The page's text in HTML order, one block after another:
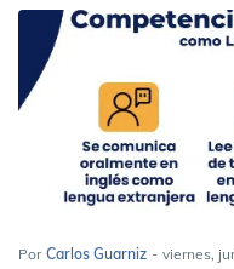
Por Carlos Guarniz - viernes,